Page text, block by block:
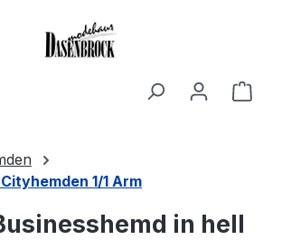
1/1 Arm
in hell